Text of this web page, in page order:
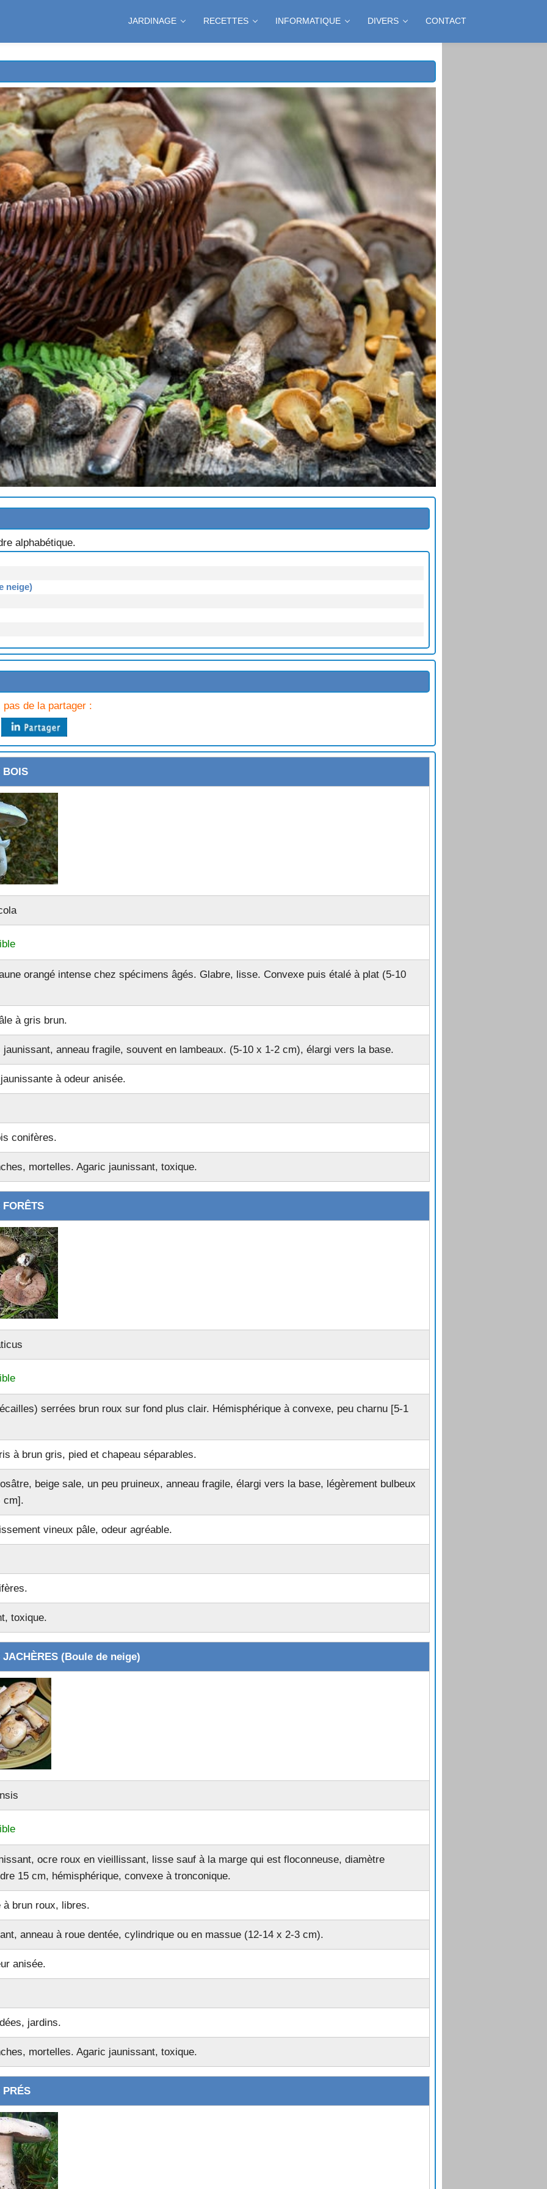
JARDINAGE RECETTES INFORMATIQUE DIVERS CONTACT
alphabétique.
neige)
Catalans)
(Mousseron)
pas de la partager :
BOIS
orangé intense chez spécimens âgés. Glabre, lisse. Convexe puis étalé à plat (5-10
à gris brun.
jaunissant, anneau fragile, souvent en lambeaux. (5-10 x 1-2 cm), élargi vers la base.
à odeur anisée.
conifères.
mortelles. Agaric jaunissant, toxique.
serrées brun roux sur fond plus clair. Hémisphérique à convexe, peu charnu [5-1
à brun gris, pied et chapeau séparables.
beige sale, un peu pruineux, anneau fragile, élargi vers la base, légèrement bulbeux
cm].
vineux pâle, odeur agréable.
toxique.
JACHÈRES (Boule de neige)
ocre roux en vieillissant, lisse sauf à la marge qui est floconneuse, diamètre
15 cm, hémisphérique, convexe à tronconique.
brun roux, libres.
anneau à roue dentée, cylindrique ou en massue (12-14 x 2-3 cm).
anisée.
jardins.
mortelles. Agaric jaunissant, toxique.
PRÉS